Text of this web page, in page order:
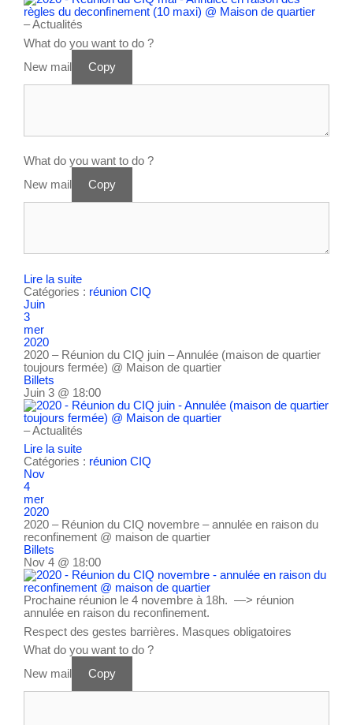
– Actualités
What do you want to do ?
New mail
Copy
What do you want to do ?
New mail
Copy
Lire la suite
Catégories : réunion CIQ
Juin
3
mer
2020
2020 – Réunion du CIQ juin – Annulée (maison de quartier
toujours fermée) @ Maison de quartier
Billets
Juin 3 @ 18:00
– Actualités
Lire la suite
Catégories : réunion CIQ
Nov
4
mer
2020
2020 – Réunion du CIQ novembre – annulée en raison du
reconfinement @ maison de quartier
Billets
Nov 4 @ 18:00
Prochaine réunion le 4 novembre à 18h. —> réunion
annulée en raison du reconfinement.
Respect des gestes barrières. Masques obligatoires
What do you want to do ?
New mail
Copy